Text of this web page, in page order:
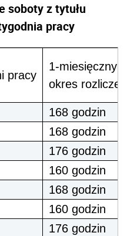
soboty z tytułu
pracy
pracy
1-miesięczny
okres
168 godzin
168 godzin
176 godzin
160 godzin
168 godzin
160 godzin
176 godzin